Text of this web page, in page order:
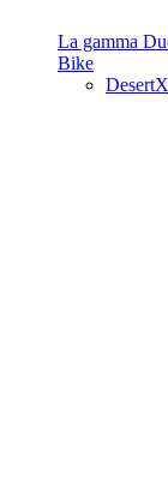
La gamma
Bike
DesertX